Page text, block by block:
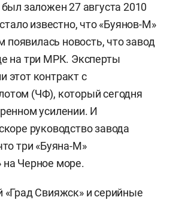
заложен 27 августа 2010
известно, что «Буянов-М»
появилась новость, что завод
на три МРК. Эксперты
этот контракт с
(ЧФ), который сегодня
усилении. И
руководство завода
три «Буяна-М»
на Черное море.
«Град Свияжск» и серийные